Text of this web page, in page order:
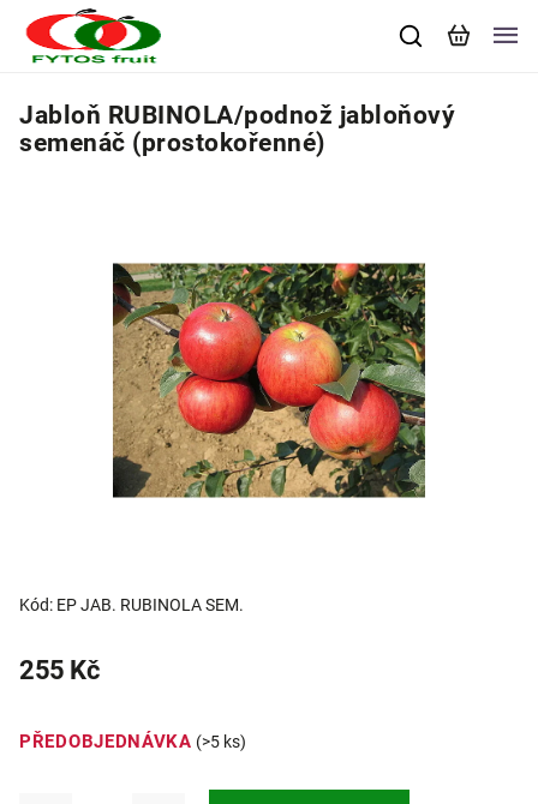
Jabloň RUBINOLA/podnož jabloňový
semenáč (prostokořenné)
Kód: EP JAB. RUBINOLA SEM.
255 Kč
PŘEDOBJEDNÁVKA (>5 ks)